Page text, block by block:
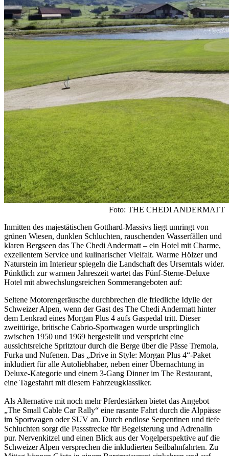
Foto: THE CHEDI ANDERMATT
Inmitten des majestätischen Gotthard-Massivs liegt umringt von
grünen Wiesen, dunklen Schluchten, rauschenden Wasserfällen und
klaren Bergseen das The Chedi Andermatt – ein Hotel mit Charme,
exzellentem Service und kulinarischer Vielfalt. Warme Hölzer und
Naturstein im Interieur spiegeln die Landschaft des Urserntals wider.
Pünktlich zur warmen Jahreszeit wartet das Fünf-Sterne-Deluxe
Hotel mit abwechslungsreichen Sommerangeboten auf:
Seltene Motorengeräusche durchbrechen die friedliche Idylle der
Schweizer Alpen, wenn der Gast des The Chedi Andermatt hinter
dem Lenkrad eines Morgan Plus 4 aufs Gaspedal tritt. Dieser
zweitürige, britische Cabrio-Sportwagen wurde ursprünglich
zwischen 1950 und 1969 hergestellt und verspricht eine
aussichtsreiche Spritztour durch die Berge über die Pässe Tremola,
Furka und Nufenen. Das „Drive in Style: Morgan Plus 4“-Paket
inkludiert für alle Autoliebhaber, neben einer Übernachtung in
Deluxe-Kategorie und einem 3-Gang Dinner im The Restaurant,
eine Tagesfahrt mit diesem Fahrzeugklassiker.
Als Alternative mit noch mehr Pferdestärken bietet das Angebot
„The Small Cable Car Rally“ eine rasante Fahrt durch die Alppässe
im Sportwagen oder SUV an. Durch endlose Serpentinen und tiefe
Schluchten sorgt die Passstrecke für Begeisterung und Adrenalin
pur. Nervenkitzel und einen Blick aus der Vogelperspektive auf die
Schweizer Alpen versprechen die inkludierten Seilbahnfahrten. Zu